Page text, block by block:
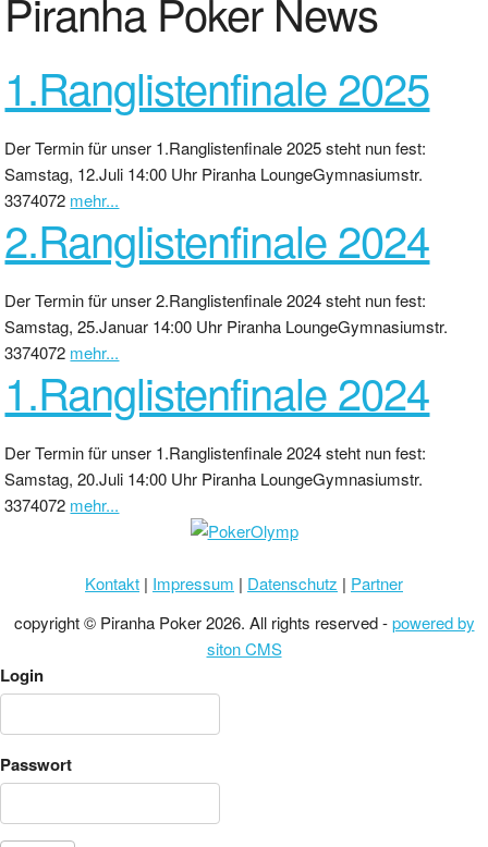
Piranha Poker News
1.Ranglistenfinale 2025
Der Termin für unser 1.Ranglistenfinale 2025 steht nun fest:
Samstag, 12.Juli 14:00 Uhr Piranha LoungeGymnasiumstr.
3374072 mehr...
2.Ranglistenfinale 2024
Der Termin für unser 2.Ranglistenfinale 2024 steht nun fest:
Samstag, 25.Januar 14:00 Uhr Piranha LoungeGymnasiumstr.
3374072 mehr...
1.Ranglistenfinale 2024
Der Termin für unser 1.Ranglistenfinale 2024 steht nun fest:
Samstag, 20.Juli 14:00 Uhr Piranha LoungeGymnasiumstr.
3374072 mehr...
Kontakt | Impressum | Datenschutz | Partner
copyright © Piranha Poker 2026. All rights reserved -powered by
siton CMS
Login
Passwort